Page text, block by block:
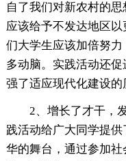
自了我们对新农村的
应该给予不发达地区
们大学生应该加倍努力
多动脑。实践活动还
强了适应现代化建设的
2、增长了才干，
践活动给广大同学提
华的舞台，通过参加